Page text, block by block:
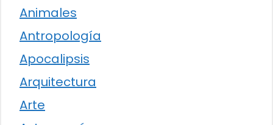
Animales
Antropología
Apocalipsis
Arquitectura
Arte